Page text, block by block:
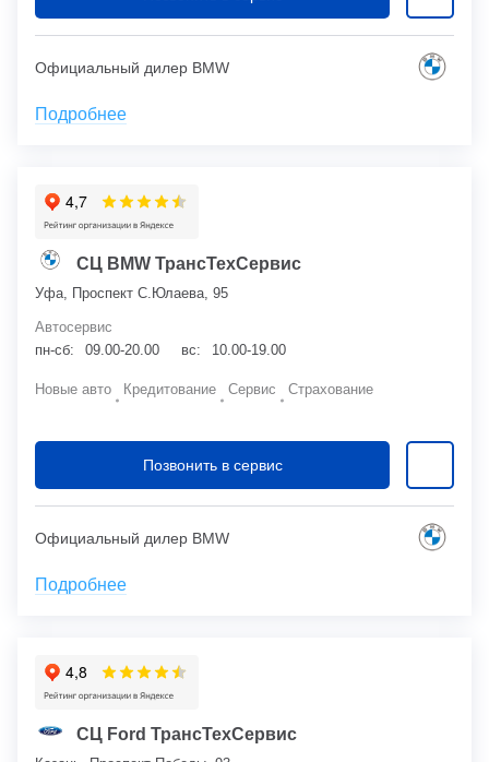
Официальный дилер BMW
Подробнее
СЦ BMW ТрансТехСервис
Уфа, Проспект С.Юлаева, 95
Автосервис
пн-сб:
09.00-20.00 вс: 10.00-19.00
Новые авто Кредитование Сервис Страхование
Позвонить в сервис
Официальный дилер BMW
Подробнее
СЦ Ford ТрансТехСервис